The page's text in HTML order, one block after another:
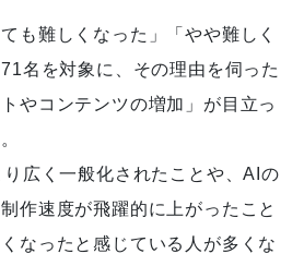
も難しくなった」「やや難しく
名を対象に、その理由を伺った
やコンテンツの増加」が目立っ
広く一般化されたことや、AIの
作速度が飛躍的に上がったこと
なったと感じている人が多くな